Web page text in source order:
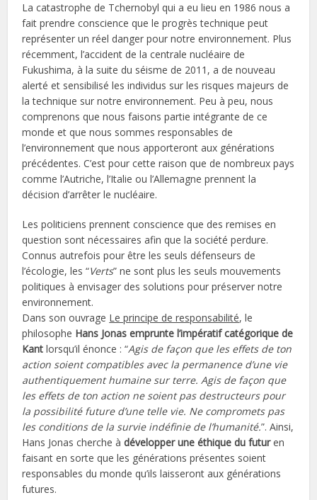
La catastrophe de Tchernobyl qui a eu lieu en 1986 nous a
fait prendre conscience que le progrès technique peut
représenter un réel danger pour notre environnement. Plus
récemment, l’accident de la centrale nucléaire de
Fukushima, à la suite du séisme de 2011, a de nouveau
alerté et sensibilisé les individus sur les risques majeurs de
la technique sur notre environnement. Peu à peu, nous
comprenons que nous faisons partie intégrante de ce
monde et que nous sommes responsables de
l’environnement que nous apporteront aux générations
précédentes. C’est pour cette raison que de nombreux pays
comme l’Autriche, l’Italie ou l’Allemagne prennent la
décision d’arrêter le nucléaire.
Les politiciens prennent conscience que des remises en
question sont nécessaires afin que la société perdure.
Connus autrefois pour être les seuls défenseurs de
l’écologie, les “Verts” ne sont plus les seuls mouvements
politiques à envisager des solutions pour préserver notre
environnement.
Dans son ouvrage Le principe de responsabilité, le
philosophe Hans Jonas emprunte l’impératif catégorique de
Kant lorsqu’il énonce : “Agis de façon que les effets de ton
action soient compatibles avec la permanence d’une vie
authentiquement humaine sur terre. Agis de façon que
les effets de ton action ne soient pas destructeurs pour
la possibilité future d’une telle vie. Ne compromets pas
les conditions de la survie indéfinie de l’humanité.”. Ainsi,
Hans Jonas cherche àdévelopper une éthique du futuren
faisant en sorte que les générations présentes soient
responsables du monde qu’ils laisseront aux générations
futures.